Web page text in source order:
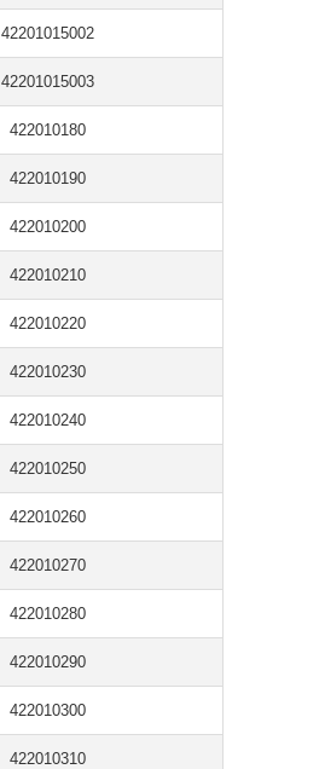
42201015002
42201015003
422010180
422010190
422010200
422010210
422010220
422010230
422010240
422010250
422010260
422010270
422010280
422010290
422010300
422010310